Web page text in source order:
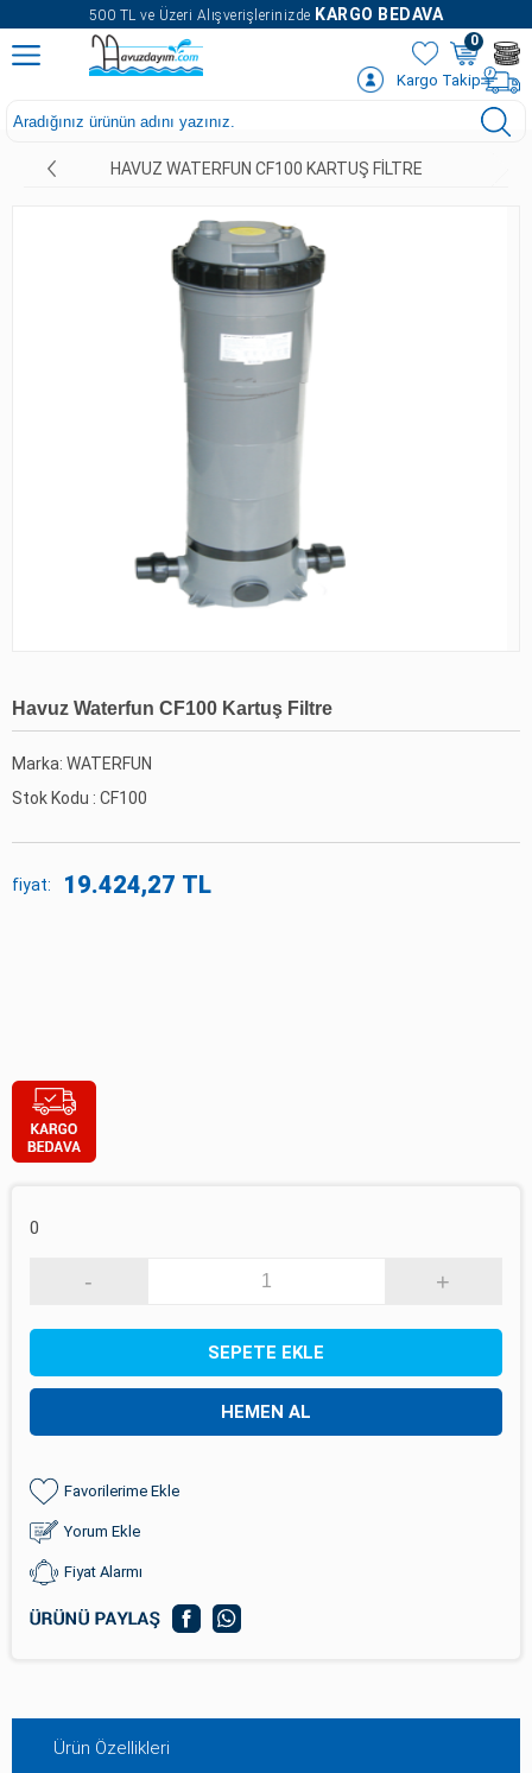
500 TL ve Üzeri Alışverişlerinizde KARGO BEDAVA
0
Kargo Takip
HAVUZ WATERFUN CF100 KARTUŞ FILTRE
Havuz Waterfun CF100 Kartuş Filtre
Marka: WATERFUN
Stok Kodu : CF100
fiyat: 19.424,27 TL
0
- +
SEPETE EKLE
HEMEN AL
Favorilerime Ekle
Yorum Ekle
Fiyat Alarmı
Ürün Özellikleri